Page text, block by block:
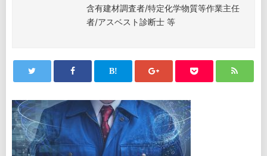
含有建材調査者/特定化学物質等作業主任
者/アスベスト診断士 等